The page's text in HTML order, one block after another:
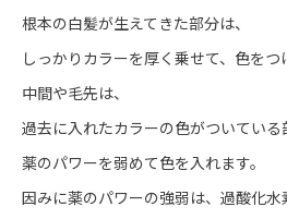
根本の白髪が生えてきた部分は、
しっかりカラーを厚く乗せて、色をつ
中間や毛先は、
過去に入れたカラーの色がついている
薬のパワーを弱めて色を入れます。
因みに薬のパワーの強弱は、過酸化水